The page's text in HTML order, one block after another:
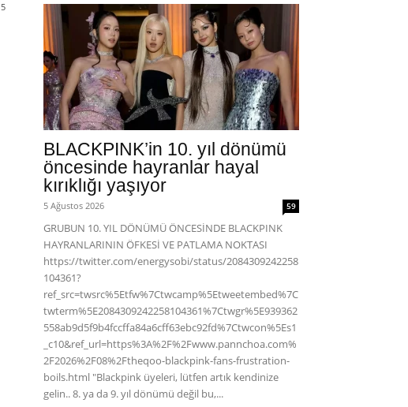
5
BLACKPINK’in 10. yıl dönümü
öncesinde hayranlar hayal
kırıklığı yaşıyor
5 Ağustos 2026 59
GRUBUN 10. YIL DÖNÜMÜ ÖNCESİNDE BLACKPINK
HAYRANLARININ ÖFKESİ VE PATLAMA NOKTASI
https://twitter.com/energysobi/status/2084309242258
104361?
ref_src=twsrc%5Etfw%7Ctwcamp%5Etweetembed%7C
twterm%5E2084309242258104361%7Ctwgr%5E939362
558ab9d5f9b4fccffa84a6cff63ebc92fd%7Ctwcon%5Es1
_c10&ref_url=https%3A%2F%2Fwww.pannchoa.com%
2F2026%2F08%2Ftheqoo-blackpink-fans-frustration-
boils.html "Blackpink üyeleri, lütfen artık kendinize
gelin.. 8. ya da 9. yıl dönümü değil bu,...